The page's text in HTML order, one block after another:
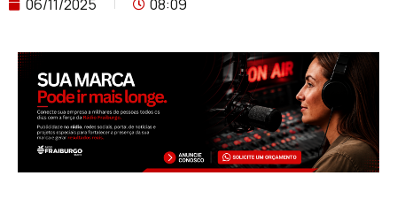
06/11/2025 08:09